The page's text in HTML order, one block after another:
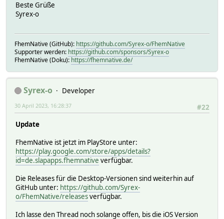
Beste Grüße
Syrex-o
FhemNative (GitHub): https://github.com/Syrex-o/FhemNative
Supporter werden: https://github.com/sponsors/Syrex-o
FhemNative (Doku): https://fhemnative.de/
Syrex-o
Developer
#22
30 April 2023, 16:28:37
Update
FhemNative ist jetzt im PlayStore unter:
https://play.google.com/store/apps/details?
id=de.slapapps.fhemnative verfügbar.
Die Releases für die Desktop-Versionen sind weiterhin auf
GitHub unter: https://github.com/Syrex-
o/FhemNative/releasesverfügbar.
Ich lasse den Thread noch solange offen, bis die iOS Version